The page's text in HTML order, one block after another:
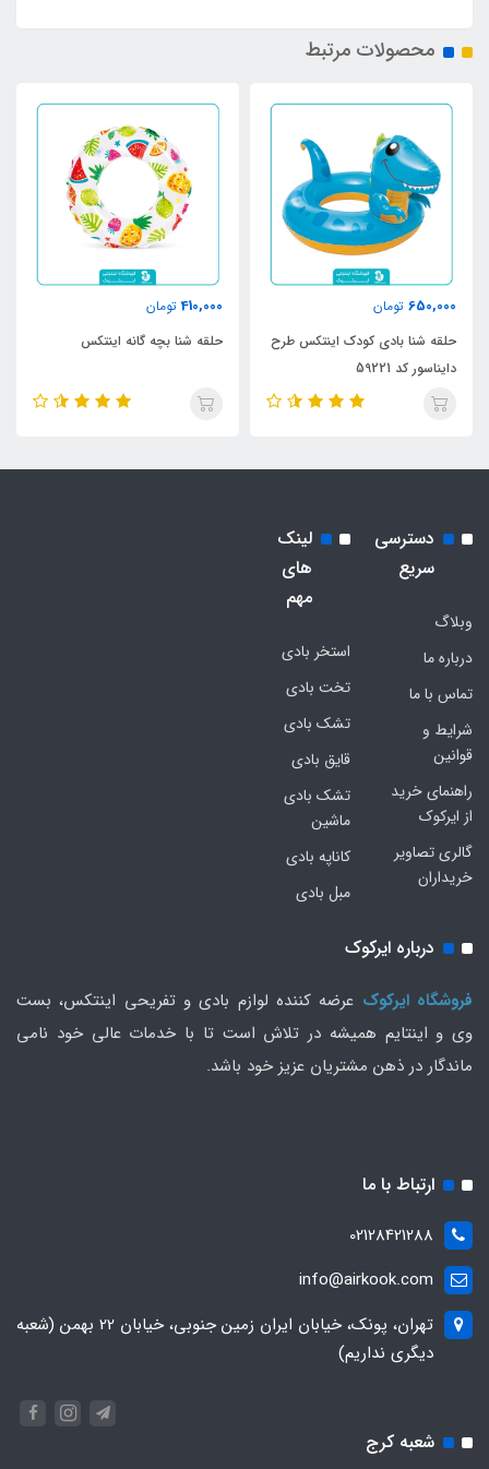
محصولات مرتبط
650,000 تومان
حلقه شنا بادی کودک اینتکس طرح
دایناسور کد 59221
410,000 تومان
حلقه شنا بچه گانه اینتکس
دسترسی
سریع
وبلاگ
درباره ما
تماس با ما
شرایط و
قوانین
راهنمای خرید
از ایرکوک
گالری تصاویر
خریداران
لینک
های
مهم
استخر بادی
تخت بادی
تشک بادی
قایق بادی
تشک بادی
ماشین
کاناپه بادی
مبل بادی
درباره ایرکوک
فروشگاه ایرکوک عرضه کننده لوازم بادی و تفریحی اینتکس، بست
وی و اینتایم همیشه در تلاش است تا با خدمات عالی خود نامی
ماندگار در ذهن مشتریان عزیز خود باشد.
ارتباط با ما
02128421288
info@airkook.com
تهران، پونک، خیابان ایران زمین جنوبی، خیابان 22 بهمن (شعبه
دیگری نداریم)
شعبه کرج